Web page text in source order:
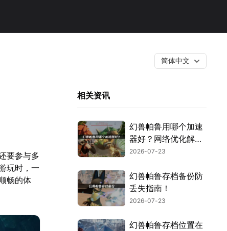
简体中文
要参与多
玩时，一
畅的体
相关资讯
幻兽帕鲁用哪个加速
器好？网络优化解决
方案！
2026-07-23
幻兽帕鲁存档备份防
丢失指南！
2026-07-23
幻兽帕鲁存档位置在